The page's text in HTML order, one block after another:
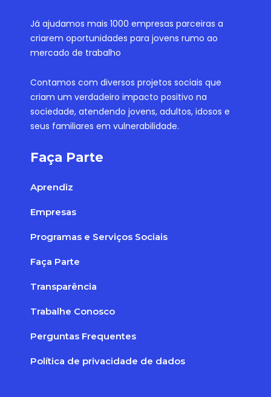
Já ajudamos mais 1000 empresas parceiras a
criarem oportunidades para jovens rumo ao
mercado de trabalho
Contamos com diversos projetos sociais que
criam um verdadeiro impacto positivo na
sociedade, atendendo jovens, adultos, idosos e
seus familiares em vulnerabilidade.
Faça Parte
Aprendiz
Empresas
Programas e Serviços Sociais
Faça Parte
Transparência
Trabalhe Conosco
Perguntas Frequentes
Política de privacidade de dados